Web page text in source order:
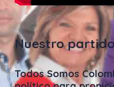
Nuestro
Todos Somos